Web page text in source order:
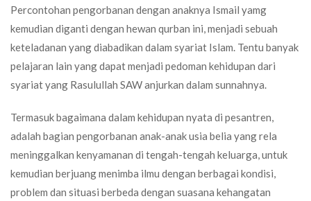
Percontohan pengorbanan dengan anaknya Ismail yamg
kemudian diganti dengan hewan qurban ini, menjadi sebuah
keteladanan yang diabadikan dalam syariat Islam. Tentu banyak
pelajaran lain yang dapat menjadi pedoman kehidupan dari
syariat yang Rasulullah SAW anjurkan dalam sunnahnya.
Termasuk bagaimana dalam kehidupan nyata di pesantren,
adalah bagian pengorbanan anak-anak usia belia yang rela
meninggalkan kenyamanan di tengah-tengah keluarga, untuk
kemudian berjuang menimba ilmu dengan berbagai kondisi,
problem dan situasi berbeda dengan suasana kehangatan